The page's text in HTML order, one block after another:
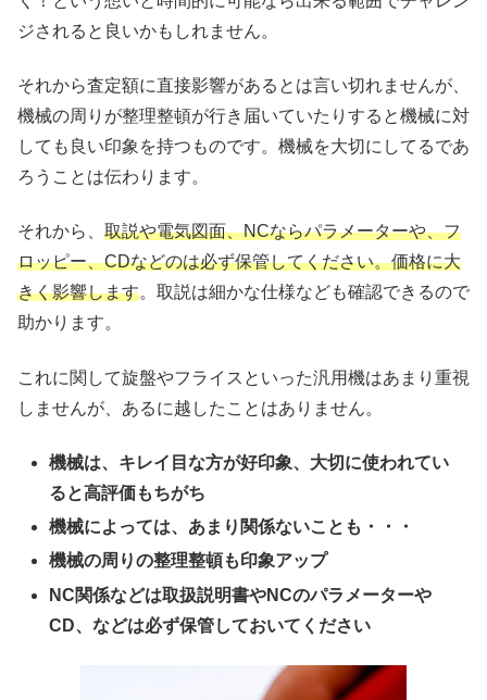
ジされると良いかもしれません。
それから査定額に直接影響があるとは言い切れませんが、
機械の周りが整理整頓が行き届いていたりすると機械に対
しても良い印象を持つものです。機械を大切にしてるであ
ろうことは伝わります。
それから、 取説や電気図面、NCならパラメーターや、フ
ロッピー、CDなどのは必ず保管してください。価格に大
きく影響します。取説は細かな仕様なども確認できるので
助かります。
これに関して旋盤やフライスといった汎用機はあまり重視
しませんが、あるに越したことはありません。
機械は、キレイ目な方が好印象、大切に使われてい
ると高評価もちがち
機械によっては、あまり関係ないことも・・・
機械の周りの整理整頓も印象アップ
NC関係などは取扱説明書やNCのパラメーターや
CD、などは必ず保管しておいてください